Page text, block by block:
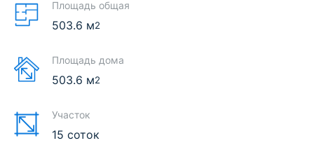
Площадь общая
503.6 м2
Площадь дома
503.6 м2
Участок
15 соток